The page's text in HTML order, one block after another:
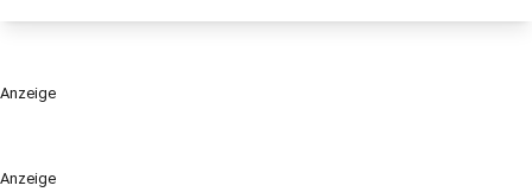
Anzeige
Anzeige